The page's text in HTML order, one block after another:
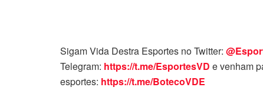
Sigam Vida Destra Esportes no Twitter:
Telegram: https://t.me/EsportesVD e venham
esportes: https://t.me/BotecoVDE